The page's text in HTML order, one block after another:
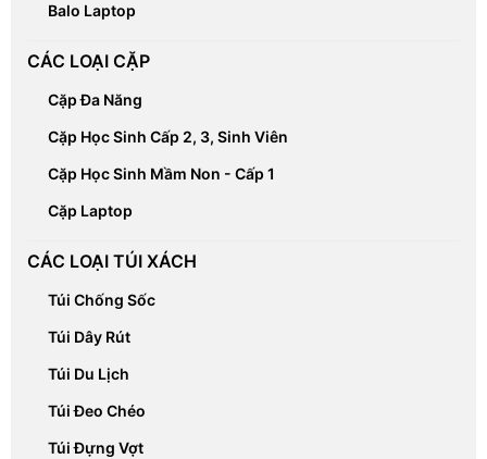
Balo Laptop
CÁC LOẠI CẶP
Cặp Đa Năng
Cặp Học Sinh Cấp 2, 3, Sinh Viên
Cặp Học Sinh Mầm Non - Cấp 1
Cặp Laptop
CÁC LOẠI TÚI XÁCH
Túi Chống Sốc
Túi Dây Rút
Túi Du Lịch
Túi Đeo Chéo
Túi Đựng Vợt